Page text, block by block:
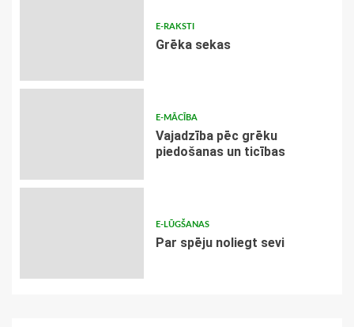
E-RAKSTI
Grēka sekas
E-MĀCĪBA
Vajadzība pēc grēku
piedošanas un ticības
E-LŪGŠANAS
Par spēju noliegt sevi